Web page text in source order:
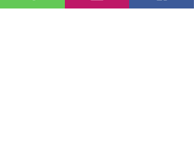
“Agradecido por el servicio que